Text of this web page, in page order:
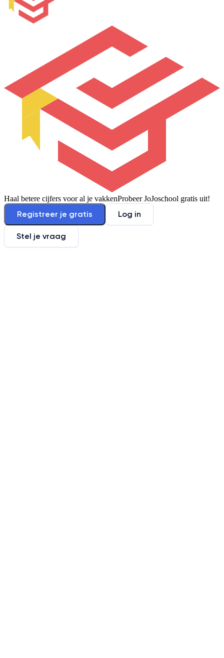
Haal betere cijfers voor al je vakkenProbeer JoJoschool gratis uit!
Registreer je gratis Log in
Stel je vraag